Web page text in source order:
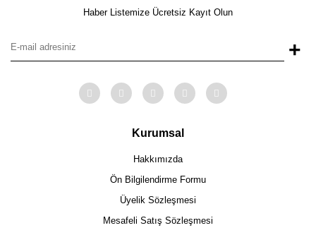
Haber Listemize Ücretsiz Kayıt Olun
+
Kurumsal
Hakkımızda
Ön Bilgilendirme Formu
Üyelik Sözleşmesi
Mesafeli Satış Sözleşmesi